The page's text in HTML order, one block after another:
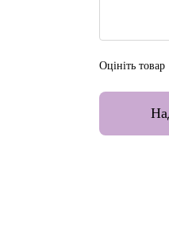
Оцініть товар